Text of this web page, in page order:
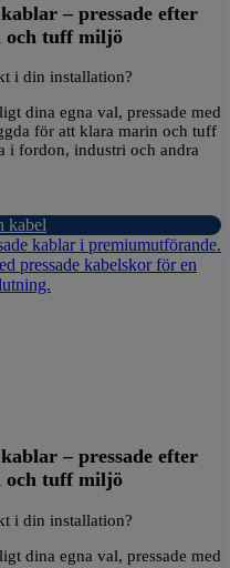
– pressade efter
och tuff miljö
i din installation?
dina egna val, pressade med
för att klara marin och tuff
i fordon, industri och andra
kabel
– pressade efter
och tuff miljö
i din installation?
dina egna val, pressade med